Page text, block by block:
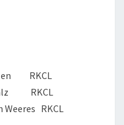
RKCL
RKCL
RKCL